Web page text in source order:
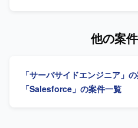
担うことで、技術スキルとマ
ト開発の不確実性を前向きに
提案を行える方を歓迎します
がらタスクを明確化し、顧客
他の案
「サーバサイドエンジニア」
「Salesforce」の案件一覧